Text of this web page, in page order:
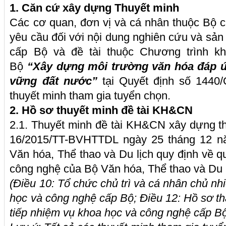
1. Căn cứ xây dựng Thuyết minh
Các cơ quan, đơn vị và cá nhân thuộc Bộ
yêu cầu đối với nội dung nghiên cứu và
cấp Bộ và đề tài thuộc Chương trình
Bộ “Xây dựng môi trường văn hóa đáp
vững đất nước”tại Quyết định số 1440/
thuyết minh tham gia tuyển chọn.
2. Hồ sơ thuyết minh đề tài KH&CN
2.1. Thuyết minh đề tài KH&CN xây dựng
16/2015/TT-BVHTTDL ngày 25 tháng 12
Văn hóa, Thể thao và Du lịch quy định về
công nghệ của Bộ Văn hóa, Thể thao và
(Điều 10: Tổ chức chủ trì và cá nhân chủ
học và công nghệ cấp Bộ; Điều 12: Hồ sơ
tiếp nhiệm vụ khoa học và công nghệ cấp